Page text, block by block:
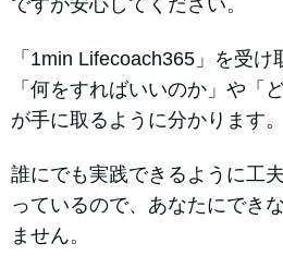
「1min Lifecoach365」を受
「何をすればいいのか」や「
が手に取るように分かります。
誰にでも実践できるように工
っているので、あなたにでき
ません。